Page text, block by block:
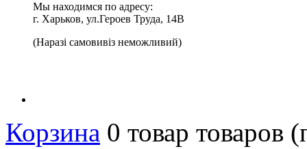
Мы находимся по адресу:
г. Харьков, ул.Героев Труда, 14В
(Наразі самовивіз неможливий)
Корзина 0 товар товаров